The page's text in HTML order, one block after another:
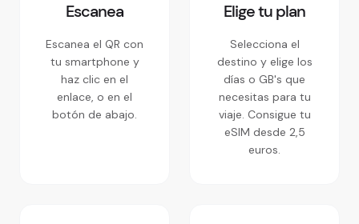
Escanea
Escanea el QR con
tu smartphone y
haz clic en el
enlace, o en el
botón de abajo.
Elige tu plan
Selecciona el
destino y elige los
días o GB's que
necesitas para tu
viaje. Consigue tu
eSIM desde 2,5
euros.